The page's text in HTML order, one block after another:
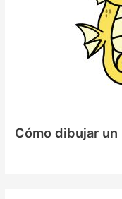
Cómo dibujar